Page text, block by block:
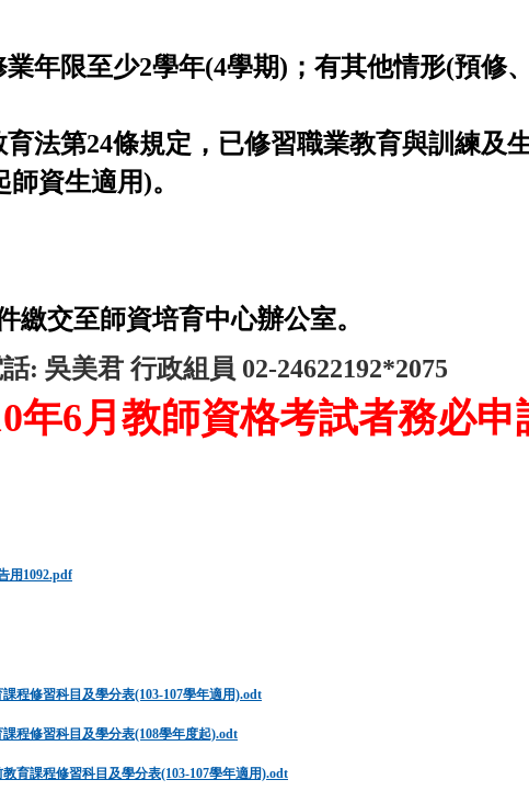
年限至少2學年(4學期) ；有其他情形(預修
育法第24條規定，已修習職業教育與訓練及
師資生適用)。
繳交至師資培育中心辦公室。
: 吳美君 行政組員 02-24622192*2075
年6月教師資格考試者務必申
用1092.pdf
程修習科目及學分表(103-107學年適用).odt
程修習科目及學分表(108學年度起).odt
育課程修習科目及學分表(103-107學年適用).odt